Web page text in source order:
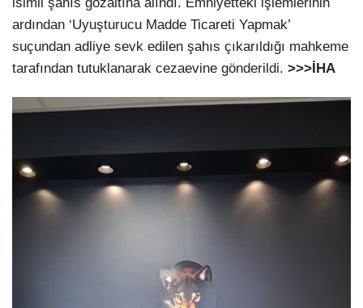
ardından ‘Uyuşturucu Madde Ticareti Yapmak’
suçundan adliye sevk edilen şahıs çıkarıldığı mahkeme
tarafından tutuklanarak cezaevine gönderildi. >>>İHA